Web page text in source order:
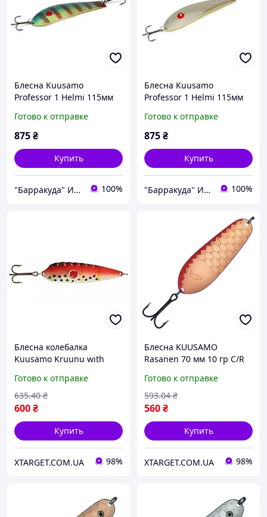
Блесна Kuusamo
Professor 1 Helmi 115мм
Готово к отправке
875₴
Купить
"Барракуда" Интернет-магазин 100%
Блесна Kuusamo
Professor 1 Helmi 115мм
Готово к отправке
875₴
Купить
"Барракуда" Интернет-магазин 100%
Блесна колебалка
Kuusamo Kruunu with
(40287101)
Готово к отправке
600₴
635.40 ₴
Купить
XTARGET.COM.UA 98%
Блесна KUUSAMO
Rasanen 70 мм 10 гр C/R
Готово к отправке
560₴
593.04 ₴
Купить
XTARGET.COM.UA 98%